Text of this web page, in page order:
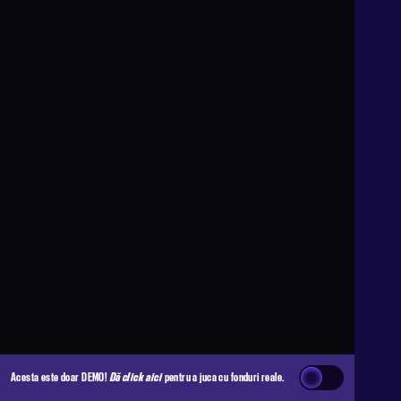
Acesta este doar DEMO!Dă click aicipentru a juca cu fonduri reale.